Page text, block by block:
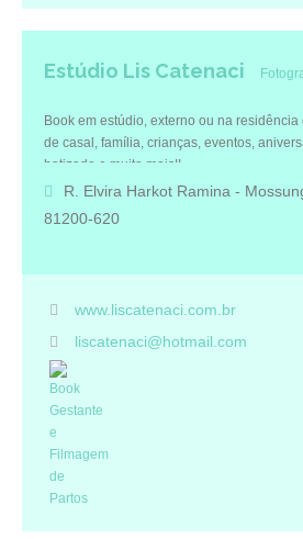
Estúdio Lis Catenaci
Book em estúdio, externo ou na
de casal, família, crianças, eventos,
batizado e muito mais!!
R. Elvira Harkot Ramina -
81200-620
www.liscatenaci.com.br
liscatenaci@hotmail.com